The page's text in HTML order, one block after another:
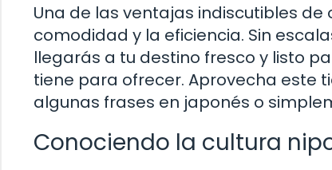
Una de las ventajas indiscutibles
comodidad y la eficiencia. Sin
llegarás a tu destino fresco y listo
tiene para ofrecer. Aprovecha este
algunas frases en japonés o
Conociendo la cultura